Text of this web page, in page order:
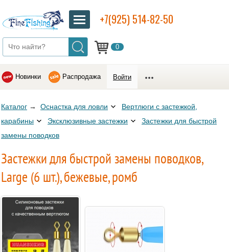
0
+7(925) 514-82-50
Новинки Распродажа Войти
Каталог → Оснастка для ловли
Вертлюги c застежкой,
карабины
Эксклюзивные застежки
Застежки для быстрой
замены поводков
Застежки для быстрой замены поводков,
Large (6 шт.), бежевые, ромб